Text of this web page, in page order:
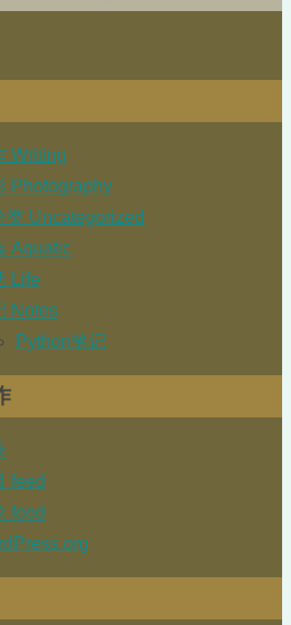
Writing
Photography
类 Uncategorized
Aquatic
Life
Notes
Python笔记
feed
feed